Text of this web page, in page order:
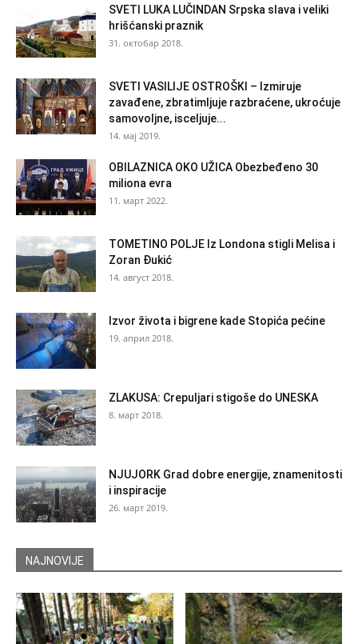
SVETI LUKA LUČINDAN Srpska slava i veliki
hrišćanski praznik
31. октобар 2018.
SVETI VASILIJE OSTROŠKI – Izmiruje
zavađene, zbratimljuje razbraćene, ukroćuje
samovoljne, isceljuje...
14. мај 2019.
OBILAZNICA OKO UŽICA Obezbeđeno 30
miliona evra
11. март 2022.
TOMETINO POLJE Iz Londona stigli Melisa i
Zoran Đukić
14. август 2018.
Izvor života i bigrene kade Stopića pećine
19. април 2018.
ZLAKUSA: Crepuljari stigoše do UNESKA
8. март 2018.
NJUJORK Grad dobre energije, znamenitosti
i inspiracije
26. март 2019.
NAJNOVIJE